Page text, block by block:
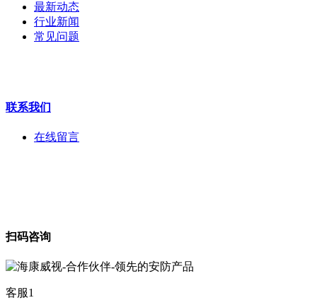
安检门
工程宝
海康机器人
最新动态
行业新闻
常见问题
联系我们
在线留言
扫码咨询
客服1